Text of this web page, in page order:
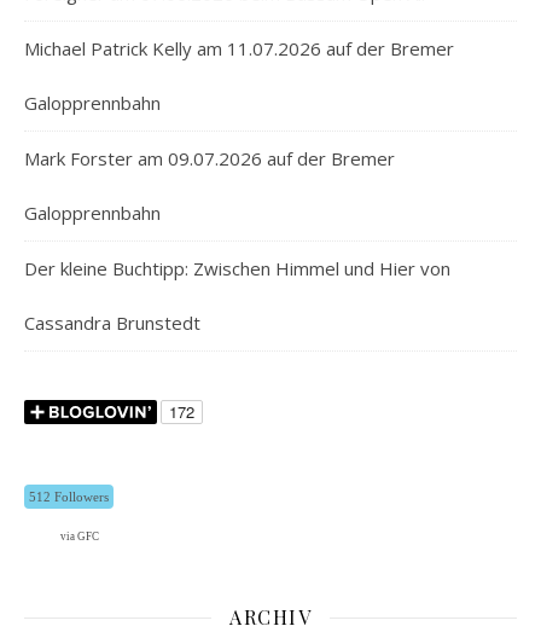
Michael Patrick Kelly am 11.07.2026 auf der Bremer
Galopprennbahn
Mark Forster am 09.07.2026 auf der Bremer
Galopprennbahn
Der kleine Buchtipp: Zwischen Himmel und Hier von
Cassandra Brunstedt
512 Followers
via GFC
ARCHIV